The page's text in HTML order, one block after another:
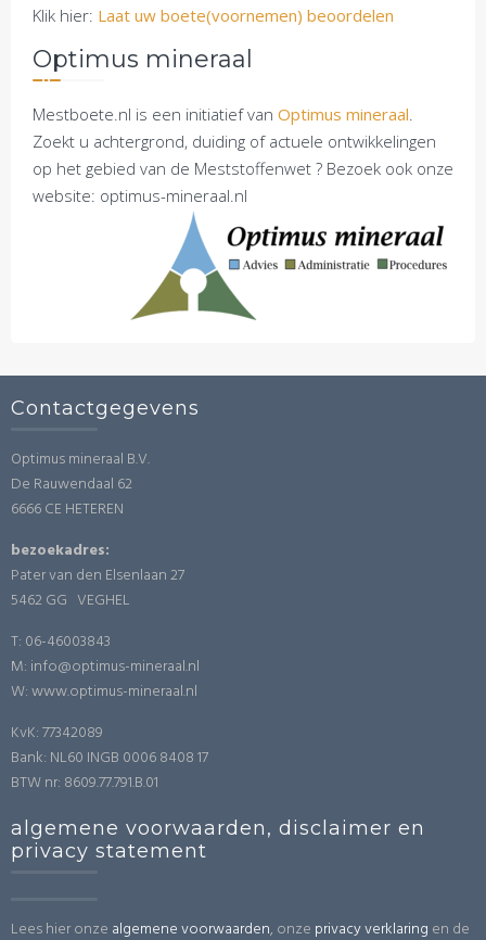
Klik hier: Laat uw boete(voornemen) beoordelen
Optimus mineraal
Mestboete.nl is een initiatief van Optimus mineraal
Zoekt u achtergrond, duiding of actuele ontwikkelingen
op het gebied van de Meststoffenwet ? Bezoek ook onze
website: optimus-mineraal.nl
Contactgegevens
Optimus mineraal B.V.
De Rauwendaal 62
6666 CE HETEREN
bezoekadres:
Pater van den Elsenlaan 27
5462 GG VEGHEL
T: 06-46003843
M: info@optimus-mineraal.nl
W: www.optimus-mineraal.nl
KvK: 77342089
Bank: NL60 INGB 0006 8408 17
BTW nr: 8609.77.791.B.01
algemene voorwaarden, disclaimer en
privacy statement
Lees hier onze algemene voorwaarden, onze privacy verklaring en de